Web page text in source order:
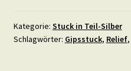
8
cm
Kategorie: Stuck in Teil-Silber
Schlagwörter: Gipsstuck, Relief,